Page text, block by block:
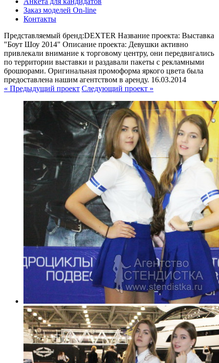
Заказ моделей On-line
Контакты
Представляемый бренд:DEXTER Название проекта: Выставка
"Боут Шоу 2014" Описание проекта: Девушки активно
привлекали внимание к торговому центру, они передвигались
по территории выставки и раздавали пакеты с рекламными
брошюрами. Оригинальная промоформа яркого цвета была
предоставлена нашим агентством в аренду. 16.03.2014
« Предыдущий проект Следующий проект »